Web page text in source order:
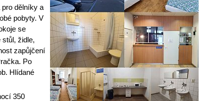
dělníky a
pobyty. V
se
židle,
zapůjčení
Po
Hlídané
350